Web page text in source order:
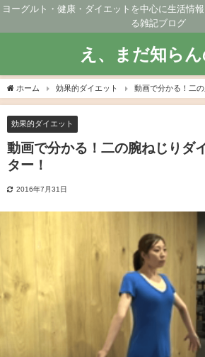
ヨーグルト・健康・ダイエットを中心に生活情
る雑記ブログ
え、まだ知らん
ホーム 効果的ダイエット
動画で分かる！二
ター！
効果的ダイエット
動画で分かる！二の腕ねじりダ
ター！
2016年7月31日